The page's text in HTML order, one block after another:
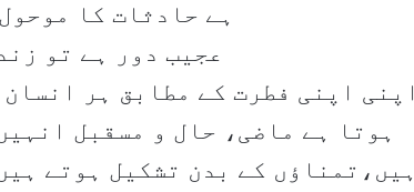
ہے حادثات کا
عجیب دور ہے تو
اپنی اپنی فطرت کے مطابق ہر
ہوتا ہے ماضی، حال و مسقبل
ہیں،تمناؤں کے بدن تشکیل ہوتے